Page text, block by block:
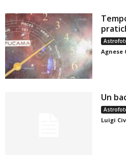
Agnese
Un
Luigi